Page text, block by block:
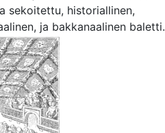
sekoitettu, historiallinen,
ja bakkanaalinen baletti.